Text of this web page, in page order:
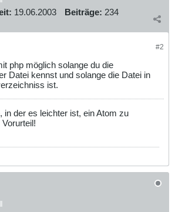
19.06.2003 Beiträge: 234
#2
php möglich solange du die
Datei kennst und solange die Datei in
ist.
in der es leichter ist, ein Atom zu